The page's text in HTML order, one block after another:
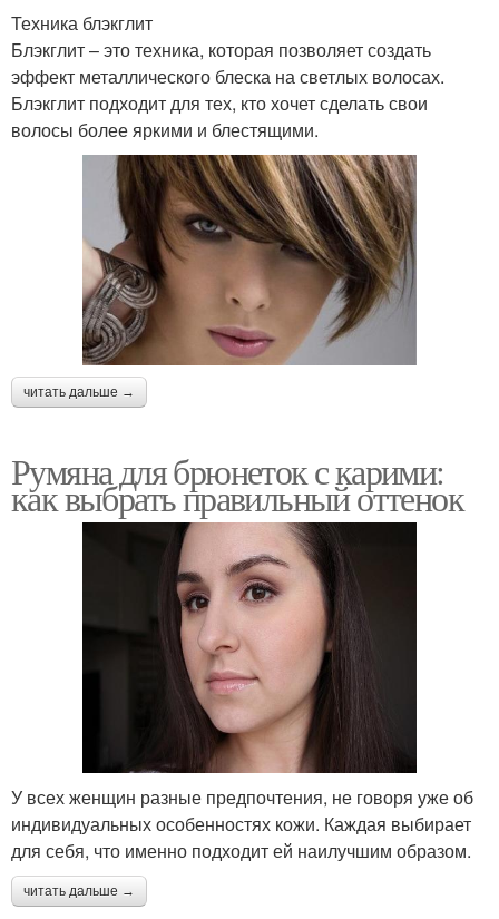
Техника блэкглит
Блэкглит – это техника, которая позволяет создать
эффект металлического блеска на светлых волосах.
Блэкглит подходит для тех, кто хочет сделать свои
волосы более яркими и блестящими.
читать дальше →
Румяна для брюнеток с карими:
как выбрать правильный оттенок
У всех женщин разные предпочтения, не говоря уже об
индивидуальных особенностях кожи. Каждая выбирает
для себя, что именно подходит ей наилучшим образом.
читать дальше →